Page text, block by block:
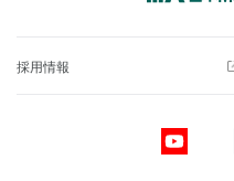
採用情報